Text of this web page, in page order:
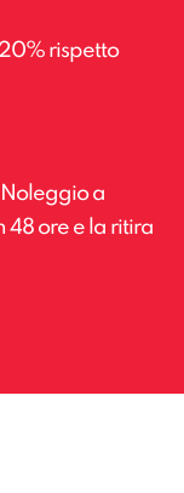
rispetto
Noleggio a
48 ore e la ritira